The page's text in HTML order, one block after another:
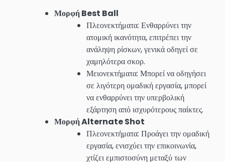
Μορφή Best Ball
Πλεονεκτήματα: Ενθαρρύνει την
ατομική ικανότητα, επιτρέπει την
ανάληψη ρίσκων, γενικά οδηγεί σε
χαμηλότερα σκορ.
Μειονεκτήματα: Μπορεί να οδηγήσει
σε λιγότερη ομαδική εργασία, μπορεί
να ενθαρρύνει την υπερβολική
εξάρτηση από ισχυρότερους παίκτες.
Μορφή Alternate Shot
Πλεονεκτήματα: Προάγει την ομαδική
εργασία, ενισχύει την επικοινωνία,
χτίζει εμπιστοσύνη μεταξύ των